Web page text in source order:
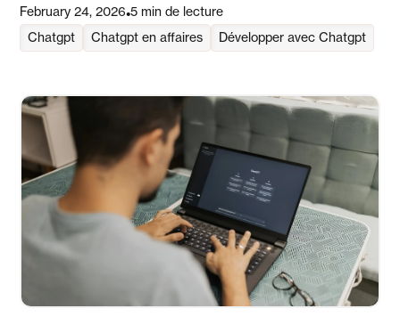
February 24, 2026•5 min de lecture
Chatgpt
Chatgpt en affaires Développer avec Chatgpt